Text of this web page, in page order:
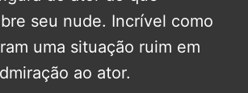
seu nude. Incrível como
uma situação ruim em
ao ator.